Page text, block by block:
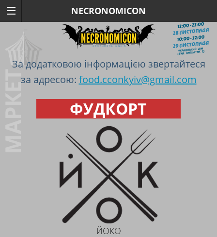
NECRONOMICON
За додатковою інформацією звертайтеся
за адресою: food.cconkyiv@gmail.com
ФУДКОРТ
ЙОКО